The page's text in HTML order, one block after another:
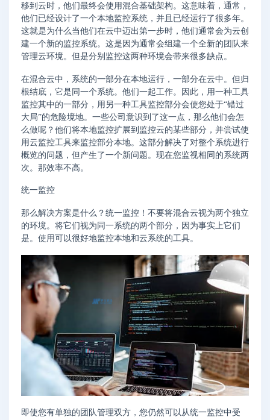
移到云时，他们最终会使用混合基础架构。这意味着，通常，
他们已经设计了一个本地监控系统，并且已经运行了很多年。
这就是为什么当他们在云中迈出第一步时，他们通常会为云创
建一个新的监控系统。这是因为通常会组建一个全新的团队来
管理云环境。但是分别监控这两种环境会带来很多缺点。
在混合云中，系统的一部分在本地运行，一部分在云中。但归
根结底，它是同一个系统。他们一起工作。因此，用一种工具
监控其中的一部分，用另一种工具监控部分会使您处于“错过
大局”的危险境地。一些公司意识到了这一点，那么他们会怎
么做呢？他们将本地监控扩展到监控云的某些部分，并尝试使
用云监控工具来监控部分本地。这部分解决了对整个系统进行
概览的问题，但产生了一个新问题。现在您监视相同的系统两
次。那效率不高。
统一监控
那么解决方案是什么？统一监控！不要将混合云视为两个独立
的环境。将它们视为同一系统的两个部分，因为事实上它们
是。使用可以很好地监控本地和云系统的工具。
即使您有单独的团队管理双方，您仍然可以从统一监控中受